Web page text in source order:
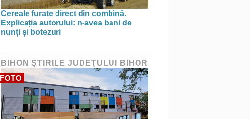
Cereale furate direct din combină.
Explicația autorului: n-avea bani de
nunți și botezuri
BIHON ŞTIRILE JUDEŢULUI BIHOR
FOTO